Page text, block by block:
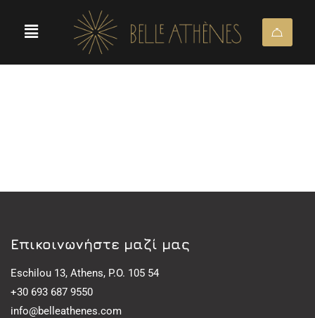
Eπικοινωνήστε μαζί μας
Eschilou 13, Athens, P.O. 105 54
+30 693 687 9550
info@belleathenes.com